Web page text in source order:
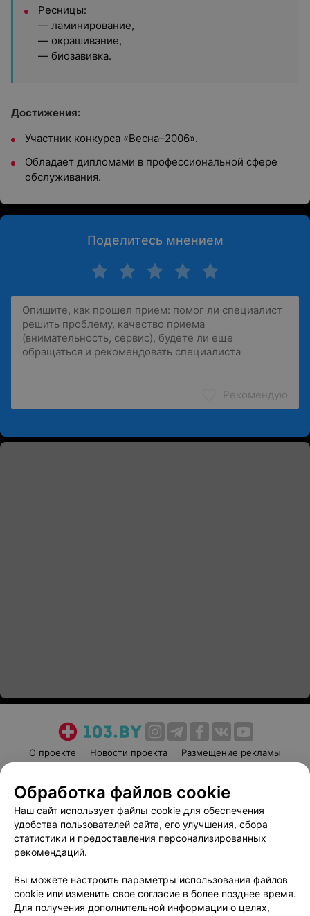
Ресницы:
— ламинирование,
— окрашивание,
— биозавивка.
Достижения:
Участник конкурса «Весна–2006».
Обладает дипломами в профессиональной сфере
обслуживания.
Поделитесь мнением
Рекомендую
О проекте Новости проекта
Размещение рекламы
Пользовательское соглашение
Способы оплаты
Вакансии
Партнеры
Написать руководителю 103.by
Обработка персональных данных
Обработка файлов cookie
Наш сайт использует файлы cookie для обеспечения
удобства пользователей сайта, его улучшения, сбора
статистики и предоставления персонализированных
рекомендаций.
Вы можете настроить параметры использования файлов
cookie или изменить свое согласие в более позднее время.
Для получения дополнительной информации о целях,